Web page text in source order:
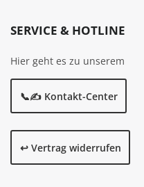
SERVICE & HOTLINE
Hier geht es zu unserem
📞✍️ Kontakt-Center
↩️ Vertrag widerrufen